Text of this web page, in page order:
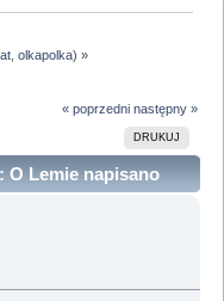
,olkapolka) »
« poprzedni następny »
DRUKUJ
O Lemie napisano